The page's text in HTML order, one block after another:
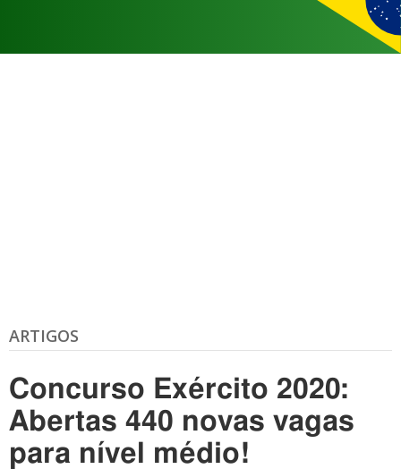
ARTIGOS
Concurso Exército 2020:
Abertas 440 novas vagas
para nível médio!